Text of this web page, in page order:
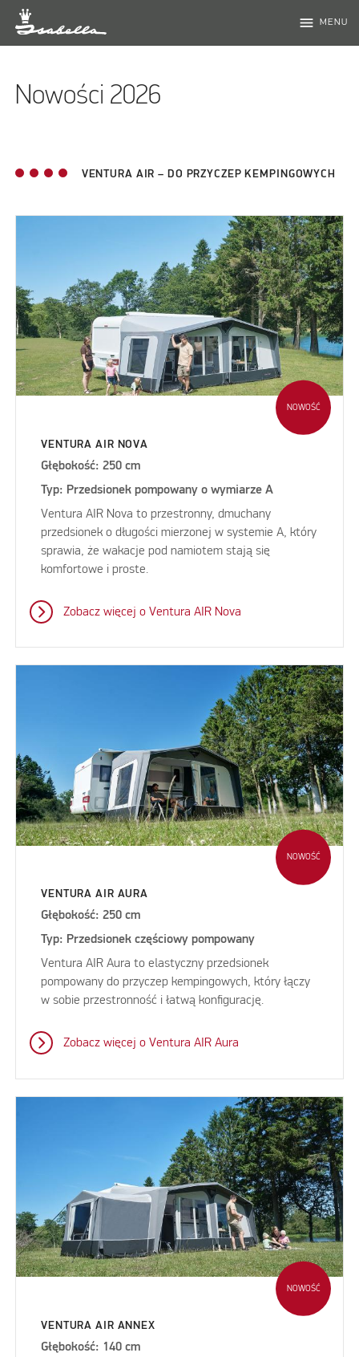
menu MENU
Nowości 2026
VENTURA AIR – DO PRZYCZEP KEMPINGOWYCH
NOWOŚĆ
VENTURA AIR NOVA
Głębokość: 250 cm
Typ: Przedsionek pompowany o wymiarze A
Ventura AIR Nova to przestronny, dmuchany
przedsionek o długości mierzonej w systemie A, który
sprawia, że wakacje pod namiotem stają się
komfortowe i proste.
Zobacz więcej o Ventura AIR Nova
NOWOŚĆ
VENTURA AIR AURA
Głębokość: 250 cm
Typ: Przedsionek częściowy pompowany
Ventura AIR Aura to elastyczny przedsionek
pompowany do przyczep kempingowych, który łączy
w sobie przestronność i łatwą konfigurację.
Zobacz więcej o Ventura AIR Aura
NOWOŚĆ
VENTURA AIR ANNEX
Głębokość: 140 cm